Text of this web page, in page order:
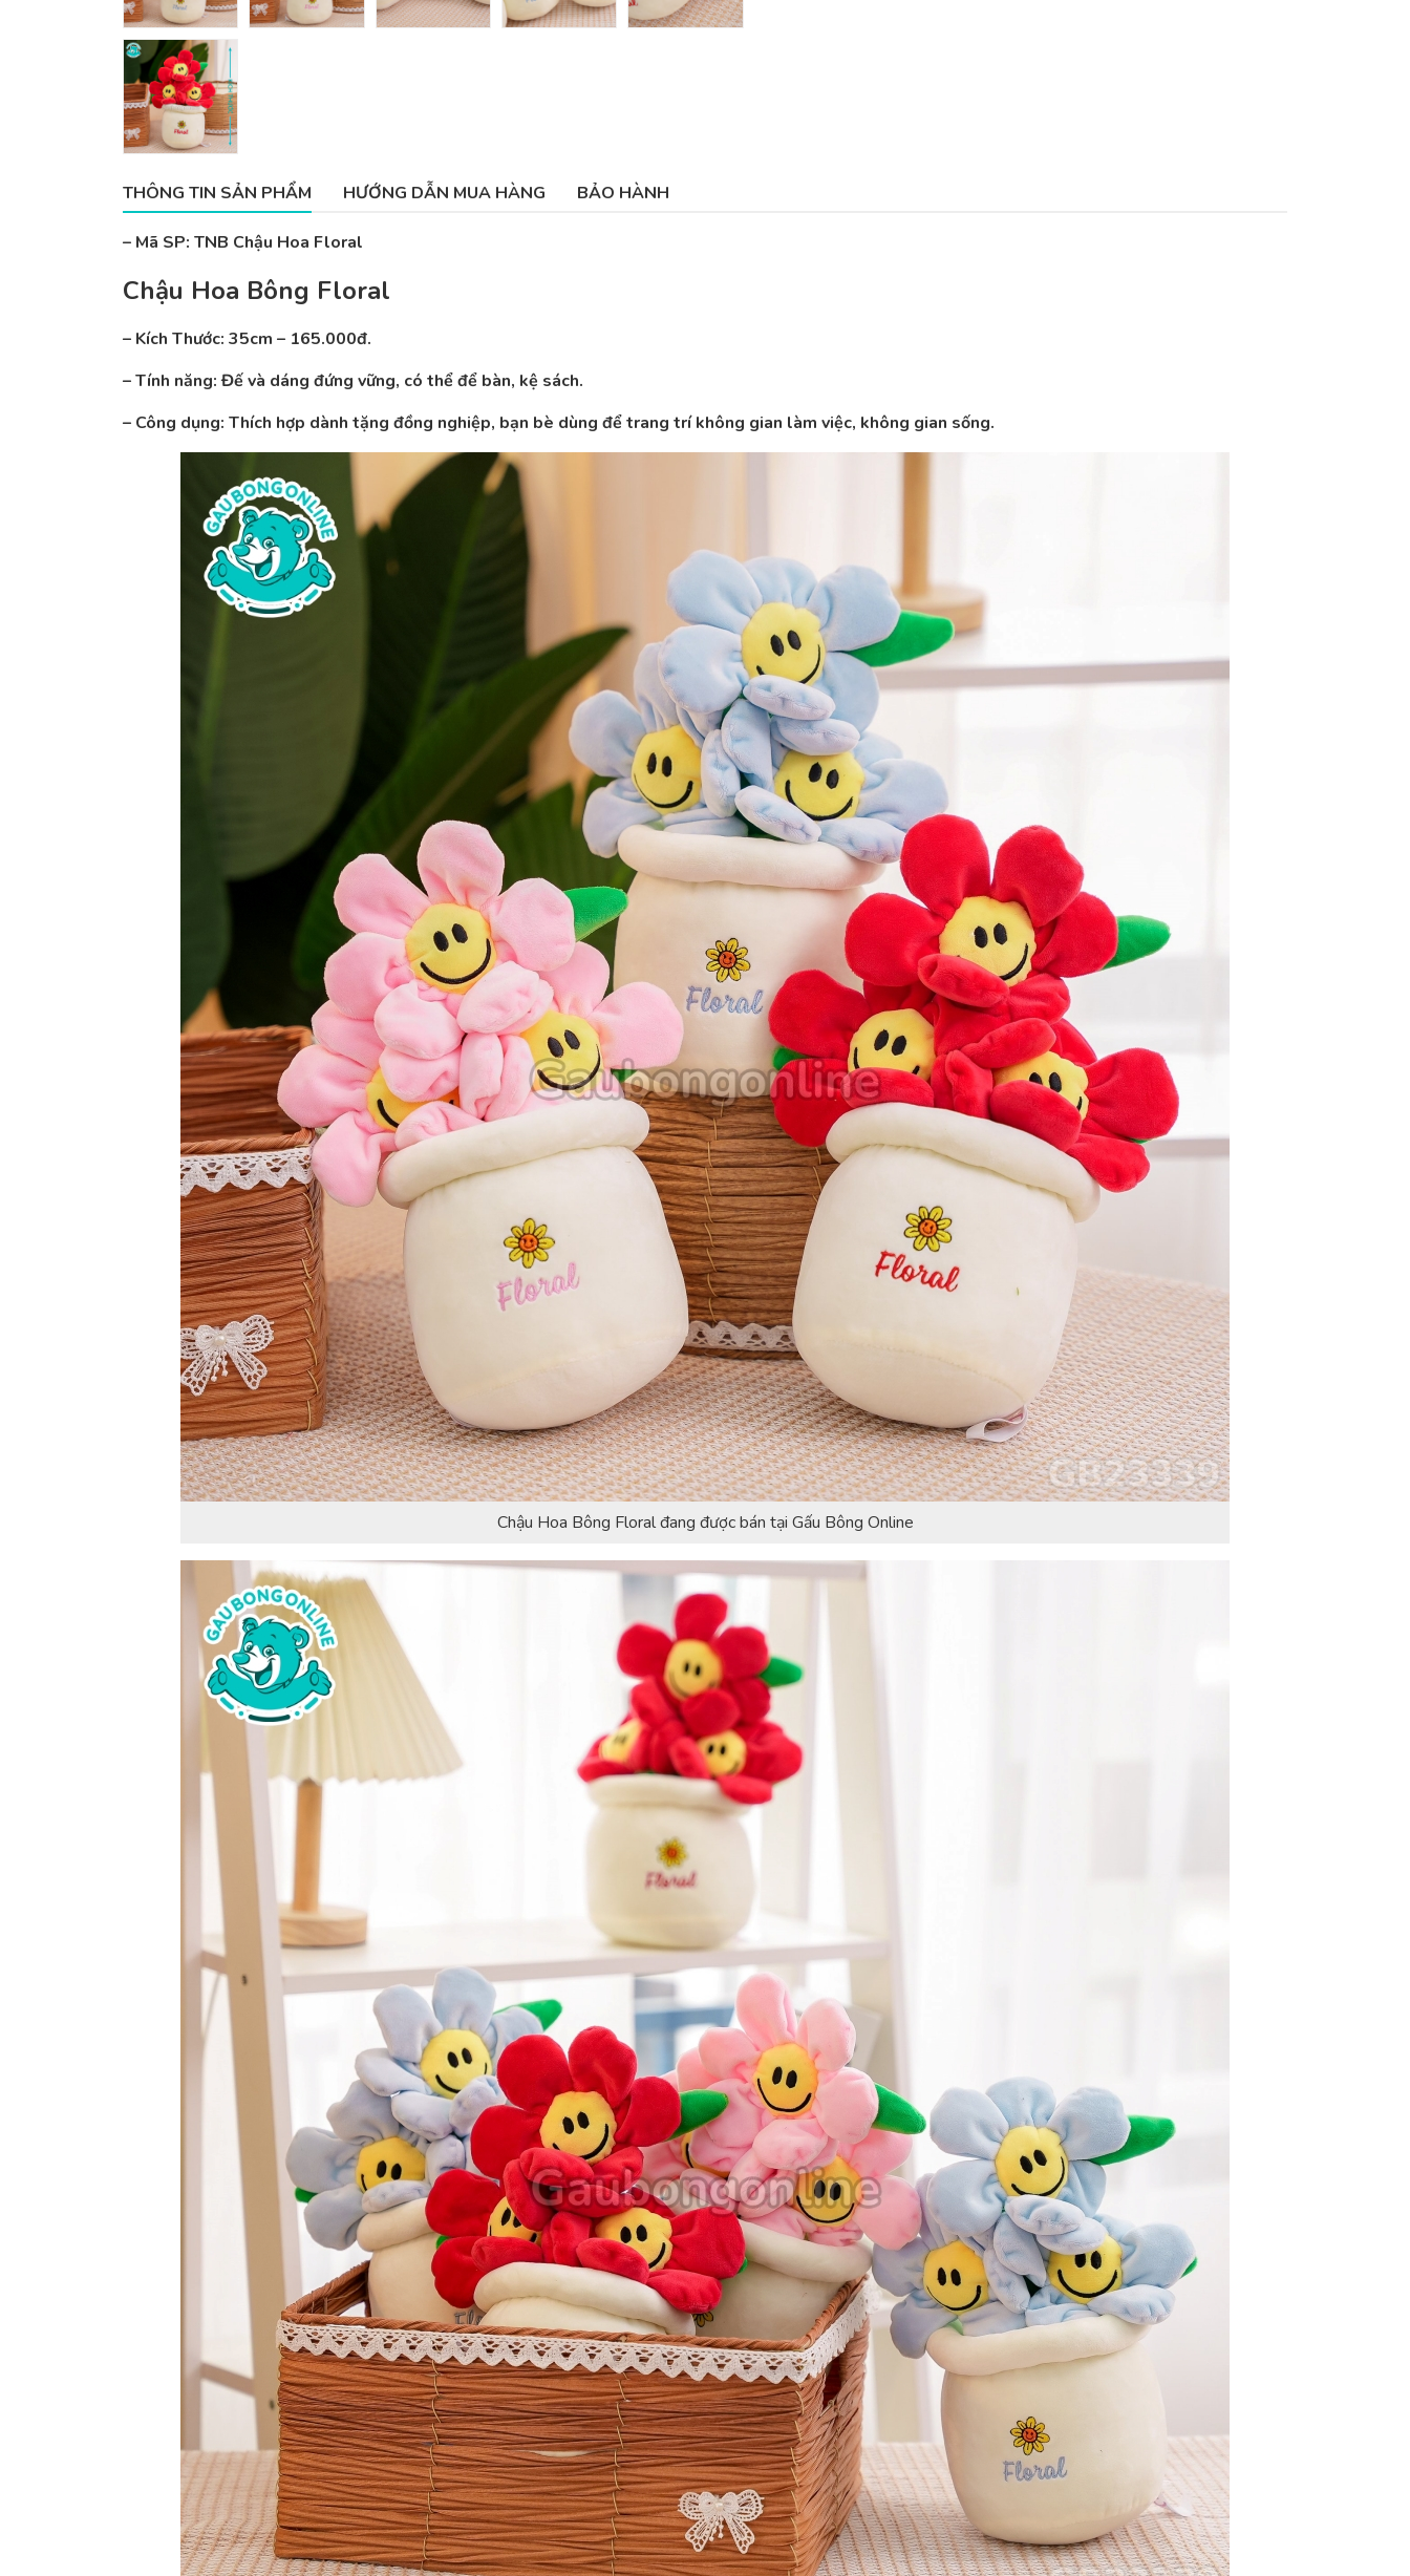
THÔNG TIN SẢN PHẨM HƯỚNG DẪN MUA HÀNG BẢO HÀNH
– Mã SP: TNB Chậu Hoa Floral
Chậu Hoa Bông Floral
– Kích Thước: 35cm – 165.000đ.
– Tính năng: Đế và dáng đứng vững, có thể để bàn, kệ sách.
– Công dụng: Thích hợp dành tặng đồng nghiệp, bạn bè dùng để trang trí không gian làm việc, không gian sống.
Chậu Hoa Bông Floral đang được bán tại Gấu Bông Online